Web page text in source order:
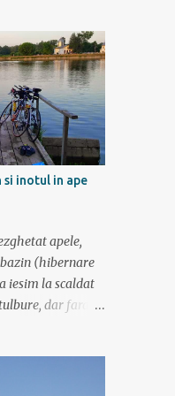
In plus de ce ne-
frumos? :) Ziua I
mare/delta se
la altitudine, la
sus decat in
creasta
cele mai inalte
si Vistea
toata
est. In total 70
din scoala ne
Fagaras se
Valea Oltului) si
de ora
si inotul in ape
apele,
(hibernare
iesim la scaldat
dar fara